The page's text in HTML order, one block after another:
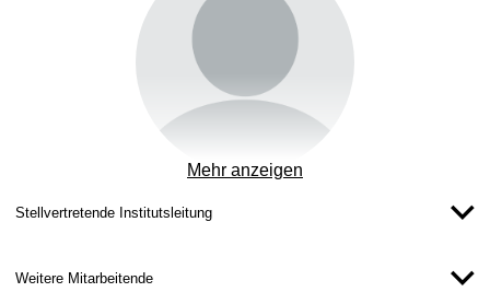
Mehr anzeigen
Stellvertretende Institutsleitung
Weitere Mitarbeitende